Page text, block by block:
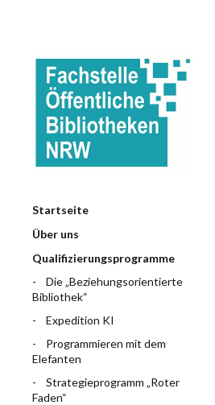
Startseite
Über uns
Qualifizierungsprogramme
Die „Beziehungsorientierte
Bibliothek“
Expedition KI
Programmieren mit dem
Elefanten
Strategieprogramm „Roter
Faden“